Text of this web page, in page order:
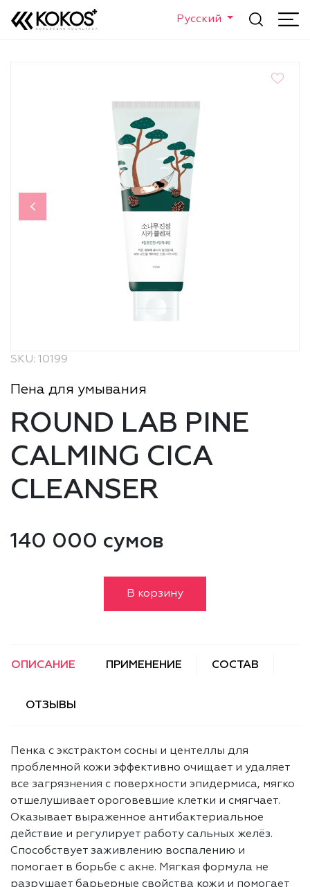
Русский
SKU: 10199
Пена для умывания
ROUND LAB PINE
СALMING CICA
CLEANSER
140 000 сумов
В корзину
ОПИСАНИЕ ПРИМЕНЕНИЕ СОСТАВ
ОТЗЫВЫ
Пенка с экстрактом сосны и центеллы для
проблемной кожи эффективно очищает и удаляет
все загрязнения с поверхности эпидермиса, мягко
отшелушивает ороговевшие клетки и смягчает.
Оказывает выраженное антибактериальное
действие и регулирует работу сальных желёз.
Способствует заживлению воспалению и
помогает в борьбе с акне. Мягкая формула не
разрушает барьерные свойства кожи и помогает